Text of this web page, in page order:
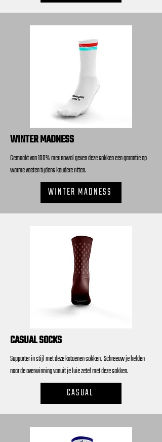
WINTER MADNESS
Gemaakt van 100% merinowol geven deze sokken een garantie op
warme voeten tijdens koudere ritten.
WINTER MADNESS
CASUAL SOCKS
Supporter in stijl met deze katoenen sokken. Schreeuw je helden
naar de overwinning vanuit je luie zetel met deze sokken.
CASUAL